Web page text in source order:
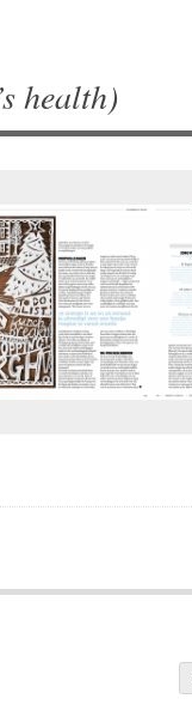
health)